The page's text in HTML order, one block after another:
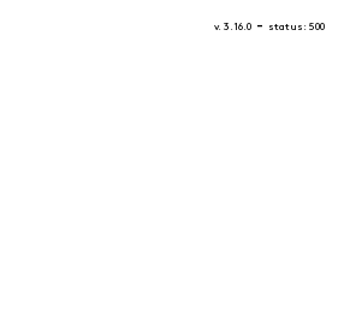
v. 3.16.0 - status: 500